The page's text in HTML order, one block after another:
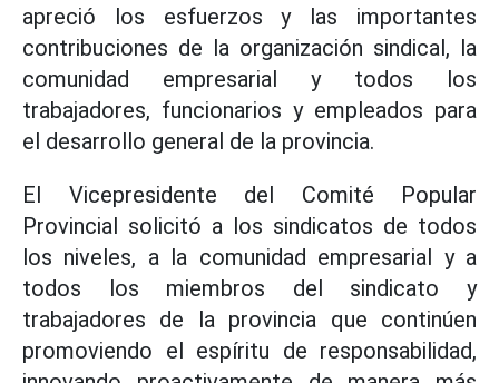
apreció los esfuerzos y las importantes
contribuciones de la organización sindical, la
comunidad empresarial y todos los
trabajadores, funcionarios y empleados para
el desarrollo general de la provincia.
El Vicepresidente del Comité Popular
Provincial solicitó a los sindicatos de todos
los niveles, a la comunidad empresarial y a
todos los miembros del sindicato y
trabajadores de la provincia que continúen
promoviendo el espíritu de responsabilidad,